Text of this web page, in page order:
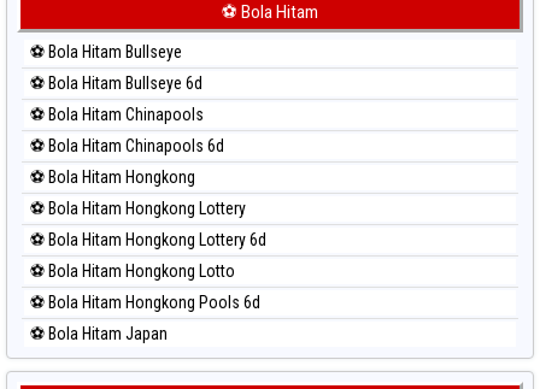
⚽ Bola Merah Kuda Lari
⚽ Bola Merah Magnum Cambodia
⚽ Bola Merah Nagoya
⚽ Bola Merah North Carolina Day
⚽ Bola Merah Pcso
⚽ Bola Merah Sao Paulo
⚽ Bola Merah Singapore
⚽ Bola Merah Sydney
⚽ Bola Merah Sydney Lottery
⚽ Bola Merah Sydney Lottery 6d
⚽ Bola Merah Sydney Lotto
⚽ Bola Hitam
⚽ Bola Hitam Bullseye
⚽ Bola Hitam Bullseye 6d
⚽ Bola Hitam Chinapools
⚽ Bola Hitam Chinapools 6d
⚽ Bola Hitam Hongkong
⚽ Bola Hitam Hongkong Lottery
⚽ Bola Hitam Hongkong Lottery 6d
⚽ Bola Hitam Hongkong Lotto
⚽ Bola Hitam Hongkong Pools 6d
⚽ Bola Hitam Japan
⚽ Bola Hitam Japan 6d